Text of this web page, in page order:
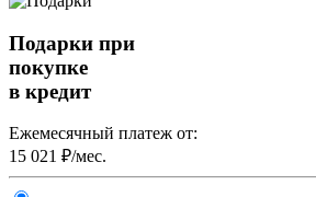
Подарки при
покупке
в кредит
Ежемесячный платеж от:
15 021 ₽/мес.